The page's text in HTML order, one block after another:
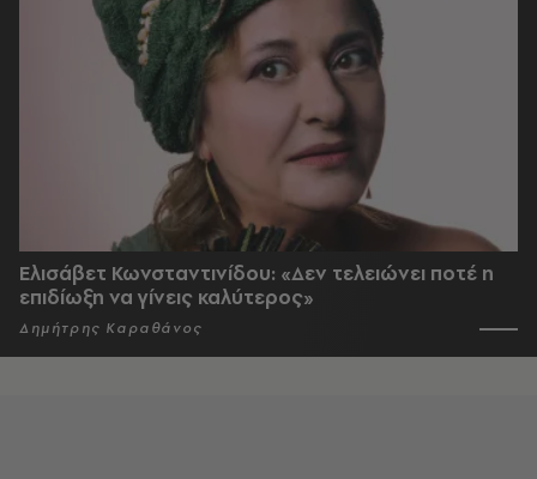
Ελισάβετ Κωνσταντινίδου: «Δεν τελειώνει ποτέ η
επιδίωξη να γίνεις καλύτερος»
Δημήτρης Καραθάνος